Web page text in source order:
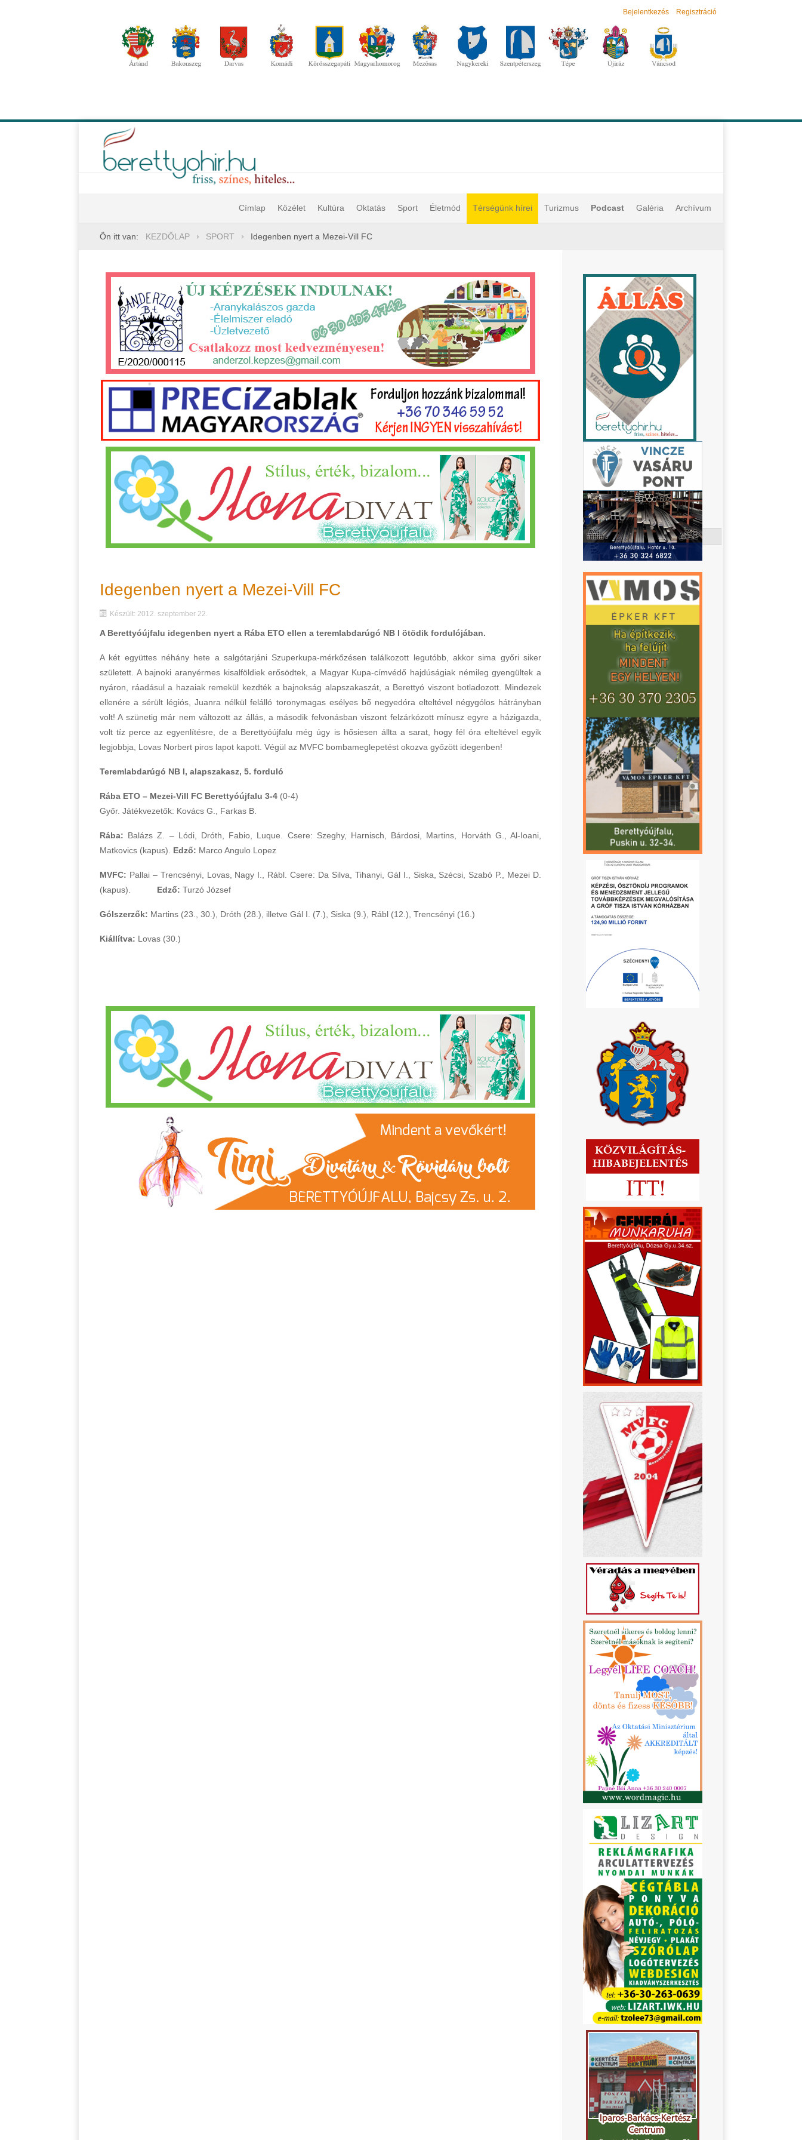
Bejelentkezés Regisztráció
Címlap Közélet Kultúra Oktatás Sport Életmód Térségünk hírei Turizmus Podcast Galéria Archívum
Ön itt van: KEZDŐLAP SPORT Idegenben nyert a Mezei-Vill FC
Keresés
Idegenben nyert a Mezei-Vill FC
Készült: 2012. szeptember 22.
A Berettyóújfalu idegenben nyert a Rába ETO ellen a teremlabdarúgó NB I ötödik fordulójában.
A két együttes néhány hete a salgótarjáni Szuperkupa-mérkőzésen találkozott legutóbb, akkor sima győri siker
született. A bajnoki aranyérmes kisalföldiek erősödtek, a Magyar Kupa-címvédő hajdúságiak némileg gyengültek a
nyáron, ráadásul a hazaiak remekül kezdték a bajnokság alapszakaszát, a Berettyó viszont botladozott. Mindezek
ellenére a sérült légiós, Juanra nélkül felálló toronymagas esélyes bő negyedóra elteltével négygólos hátrányban
volt! A szünetig már nem változott az állás, a második felvonásban viszont felzárkózott mínusz egyre a házigazda,
volt tíz perce az egyenlítésre, de a Berettyóújfalu még úgy is hősiesen állta a sarat, hogy fél óra elteltével egyik
legjobbja, Lovas Norbert piros lapot kapott. Végül az MVFC bombameglepetést okozva győzött idegenben!
Teremlabdarúgó NB I, alapszakasz, 5. forduló
Rába ETO – Mezei-Vill FC Berettyóújfalu 3-4 (0-4)
Győr. Játékvezetők: Kovács G., Farkas B.
Rába: Balázs Z. – Lódi, Dróth, Fabio, Luque. Csere: Szeghy, Harnisch, Bárdosi, Martins, Horváth G., Al-Ioani,
Matkovics (kapus). Edző: Marco Angulo Lopez
MVFC: Pallai – Trencsényi, Lovas, Nagy I., Rábl. Csere: Da Silva, Tihanyi, Gál I., Siska, Szécsi, Szabó P., Mezei D.
(kapus). Edző: Turzó József
Gólszerzők: Martins (23., 30.), Dróth (28.), illetve Gál I. (7.), Siska (9.), Rábl (12.), Trencsényi (16.)
Kiállítva: Lovas (30.)